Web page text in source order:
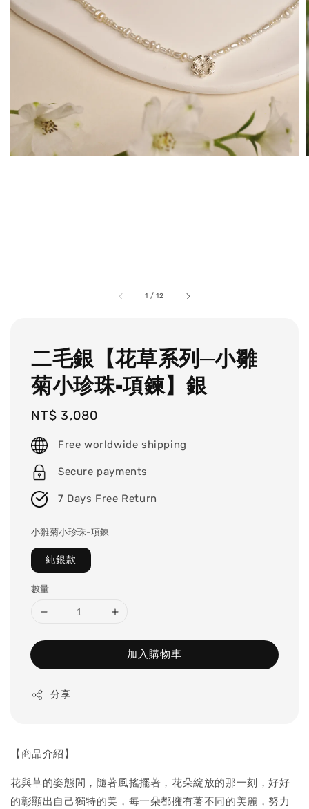
1 /12
二毛銀【花草系列─小雛
菊小珍珠-項鍊】銀
Regular
price
NT$ 3,080
Free worldwide shipping
Secure payments
7 Days Free Return
小雛菊小珍珠-項鍊
純銀款
數量
加入購物車
分享
【商品介紹】
花與草的姿態間，隨著風搖擺著，花朵綻放的那一刻，好好
的彰顯出自己獨特的美，每一朵都擁有著不同的美麗，努力